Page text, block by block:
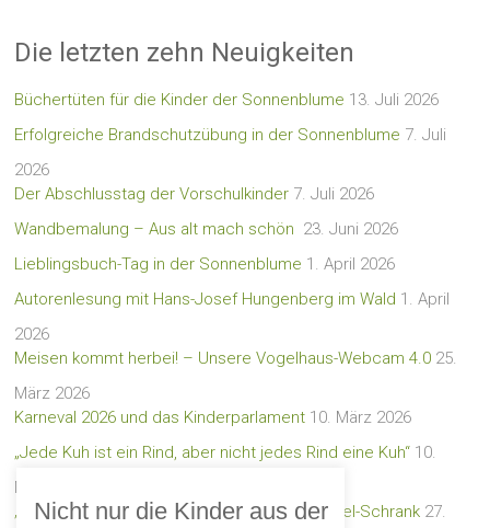
Die letzten zehn Neuigkeiten
Büchertüten für die Kinder der Sonnenblume 13. Juli 2026
Erfolgreiche Brandschutzübung in der Sonnenblume 7. Juli
2026
Der Abschlusstag der Vorschulkinder 7. Juli 2026
Wandbemalung – Aus alt mach schön 23. Juni 2026
Lieblingsbuch-Tag in der Sonnenblume 1. April 2026
Autorenlesung mit Hans-Josef Hungenberg im Wald 1. April
2026
Meisen kommt herbei! – Unsere Vogelhaus-Webcam 4.0 25.
März 2026
Karneval 2026 und das Kinderparlament 10. März 2026
„Jede Kuh ist ein Rind, aber nicht jedes Rind eine Kuh“ 10.
„Rette und teile e. V.“ – der neue Lebensmittel-Schrank 27.
Nicht nur die Kinder aus der